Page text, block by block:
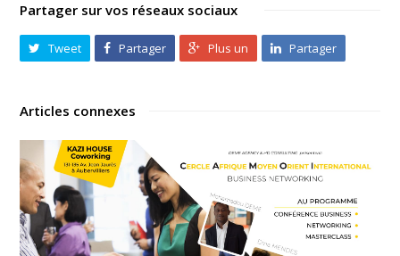
Partager sur vos réseaux sociaux
Tweet Partager Plus un Partager
Articles connexes